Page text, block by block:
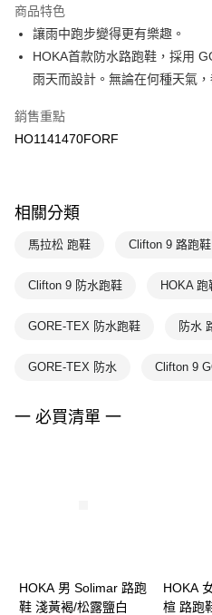
7-11取貨(快速到店)
每筆NT$100，滿NT$1,500(含以
宅配-本島
每筆NT$100，滿NT$1,500(含以上
商品特色
讓雨中跑步變得更有樂趣。
HOKA首款防水路跑鞋，採用
雨天而設計。無論在何種天氣，
銷售重點
HO1141470FORF
相關分類
馬拉松 跑鞋 Clifton 9 路跑鞋
Clifton 9 防水跑鞋 HOKA 跑
GORE-TEX 防水跑鞋 防水
GORE-TEX 防水 Clifton 9
一 必買清單 一
HOKA 男 Solimar 路跑
鞋 淺黃褐/松露鹽白
HOKA
楦 路跑